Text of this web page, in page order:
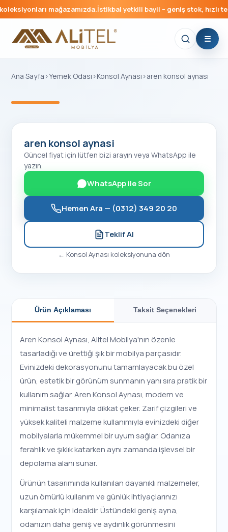
mağazamızda.İstikbal yetkili bayii – geniş stok, hızlı
Ana Sayfa ›Yemek Odası ›Konsol Aynası ›aren konsol aynasi
aren konsol aynasi
Güncel fiyat için lütfen bizi arayın veya WhatsApp ile
yazın.
WhatsApp ile Sor
Hemen Ara — (0312) 349 20 20
Teklif Al
← Konsol Aynası koleksiyonuna dön
Ürün Açıklaması Taksit Seçenekleri
Aren Konsol Aynası, Alitel Mobilya'nın özenle
tasarladığı ve ürettiği şık bir mobilya parçasıdır.
Evinizdeki dekorasyonunu tamamlayacak bu özel
ürün, estetik bir görünüm sunmanın yanı sıra pratik bir
kullanım sağlar. Aren Konsol Aynası, modern ve
minimalist tasarımıyla dikkat çeker. Zarif çizgileri ve
yüksek kaliteli malzeme kullanımıyla evinizdeki diğer
mobilyalarla mükemmel bir uyum sağlar. Odanıza
ferahlık ve şıklık katarken aynı zamanda işlevsel bir
depolama alanı sunar.
Ürünün tasarımında kullanılan dayanıklı malzemeler,
uzun ömürlü kullanım ve günlük ihtiyaçlarınızı
karşılamak için idealdir. Üstündeki geniş ayna,
odanızın daha geniş ve aydınlık görünmesini